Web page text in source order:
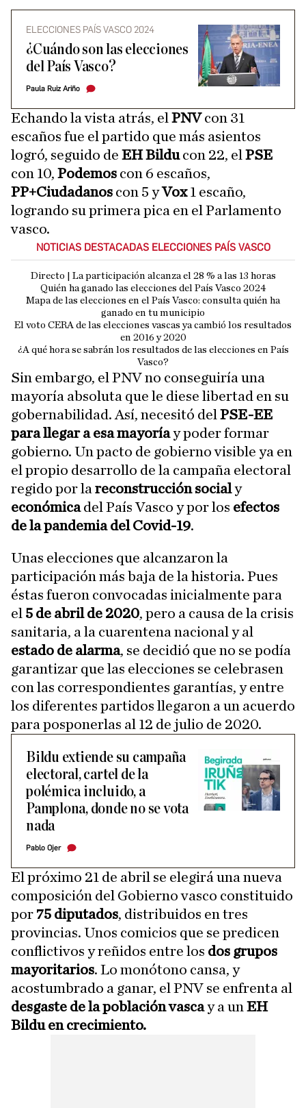
ELECCIONES PAÍS VASCO 2024
¿Cuándo son las elecciones
del País Vasco?
Paula Ruiz Ariño
Echando la vista atrás, el PNVcon 31
escaños fue el partido que más asientos
logró, seguido de EH Bilducon 22, el PSE
con 10, Podemos con 6 escaños,
PP+Ciudadanos con 5 yVox1 escaño,
logrando su primera pica en el Parlamento
vasco.
NOTICIAS DESTACADAS ELECCIONES PAÍS VASCO
Directo | La participación alcanza el 28 % a las 13 horas
Quién ha ganado las elecciones del País Vasco 2024
Mapa de las elecciones en el País Vasco: consulta quién ha
ganado en tu municipio
El voto CERA de las elecciones vascas ya cambió los resultados
en 2016 y 2020
¿A qué hora se sabrán los resultados de las elecciones en País
Vasco?
Sin embargo, el PNV no conseguiría una
mayoría absoluta que le diese libertad en su
gobernabilidad. Así, necesitó del PSE-EE
para llegar a esa mayoríay poder formar
gobierno. Un pacto de gobierno visible ya en
el propio desarrollo de la campaña electoral
regido por la reconstrucción socialy
económicadel País Vasco y por los efectos
de la pandemia del Covid-19.
Unas elecciones que alcanzaron la
participación más baja de la historia. Pues
éstas fueron convocadas inicialmente para
el 5 de abril de 2020, pero a causa de la crisis
sanitaria, a la cuarentena nacional y al
estado de alarma, se decidió que no se podía
garantizar que las elecciones se celebrasen
con las correspondientes garantías, y entre
los diferentes partidos llegaron a un acuerdo
para posponerlas al 12 de julio de 2020.
Bildu extiende su campaña
electoral, cartel de la
polémica incluido, a
Pamplona, donde no se vota
nada
Pablo Ojer
El próximo 21 de abril se elegirá una nueva
composición del Gobierno vasco constituido
por 75 diputados, distribuidos en tres
provincias. Unos comicios que se predicen
conflictivos y reñidos entre los dos grupos
mayoritarios. Lo monótono cansa, y
acostumbrado a ganar, el PNV se enfrenta al
desgaste de la población vascay a un EH
Bildu en crecimiento.